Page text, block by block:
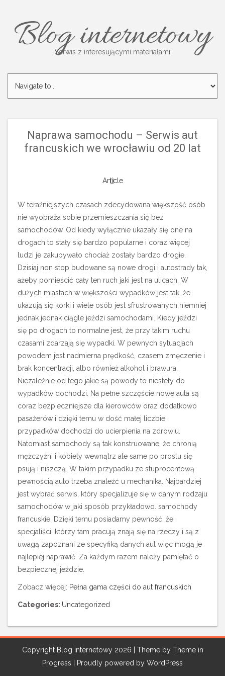
Blog internetowy
Serwis z interesującymi materiałami
Naprawa samochodu – Serwis aut
francuskich we wrocławiu od 20 lat
Article
W teraźniejszych czasach zdecydowana większość osób
nie wyobraża sobie przemieszczania się bez
samochodów. Od kiedy wyłącznie ukazały się one na
drogach to stały się bardzo popularne i coraz więcej
ludzi je zakupywało chociaż zostały bardzo drogie.
Dzisiaj non stop budowane są nowe drogi i autostrady tak,
ażeby pomieścić cały ten ruch jaki jest na ulicach. W
dużych miastach w większości wypadków jest tak, że
ukazują się korki i wiele osób jest sfrustrowanych niemniej
jednak jednak ciągle jeździ samochodami. Kiedy jeździ
się po drogach to normalne jest, że przy takim ruchu
czasami zdarzają się wypadki. W pewnych sytuacjach
powodem jest nadmierna prędkość, czasem zmęczenie i
brak koncentracji, albo również alkohol i brawura.
Niezależnie od tego jakie są powody to niestety do
wypadków dochodzi. Na pełne szczęście nowe auta są
coraz bezpieczniejsze dla kierowców oraz dodatkowo
pasażerów i dzięki temu w dość małej liczbie
przypadków dochodzi do ucierpienia na zdrowiu.
Natomiast samochody są tak konstruowane, że chronią
mężczyźni i kobiety wewnątrz ale same po prostu się
psują i niszczą. W takim przypadku ze stuprocentową
pewnością auto trzeba znaleźć u mechanika. Najbardziej
jest wybrać serwis, który specjalizuje się w danym rodzaju
samochodów w jaki sposób przykładowo. samochody
francuskie. Dzięki temu posiadamy pewność, że
specjaliści, którzy tam pracują znają się na rzeczy i są z
uwagą zapoznani ze specyfiką danych aut więc mogą je
najlepiej naprawić. Za każdym razem należy pamiętać o
bezpiecznej jeździe.
Zobacz więcej: Pełna gama części do aut francuskich
Categories: Uncategorized
Copyright Blog internetowy 2026 | Theme by Theme in
Progress
Proudly powered by WordPress